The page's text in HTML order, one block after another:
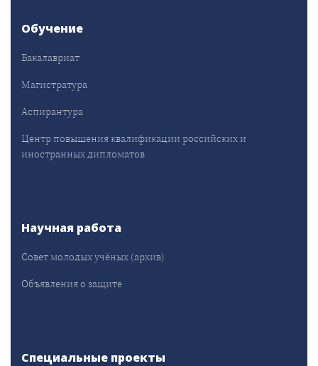
Обучение
Бакалавриат
Магистратура
Аспирантура
Центр повышения квалификации российских и
иностранных дипломатов
Научная работа
Совет молодых учёных (архив)
Объявления о защите
Специальные проекты